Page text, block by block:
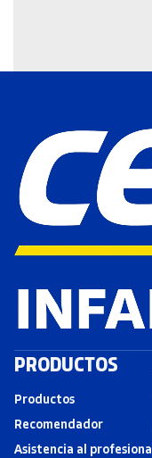
PRODUCTOS
Productos
Recomendador
Asistencia al profesional